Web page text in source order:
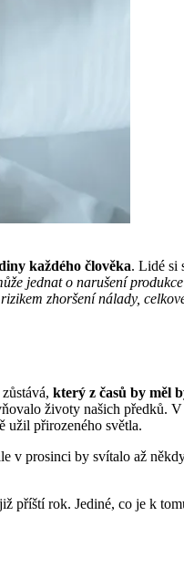
každého člověka. Lidé si
jednat o narušení
zhoršení nálady,
který z časů by měl
životy našich předků.
užil přirozeného světla.
v prosinci by svítalo až
rok. Jediné, co je k